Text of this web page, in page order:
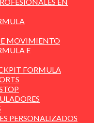
MOVIMIENTO
E
FORMULA
PERSONALIZADOS